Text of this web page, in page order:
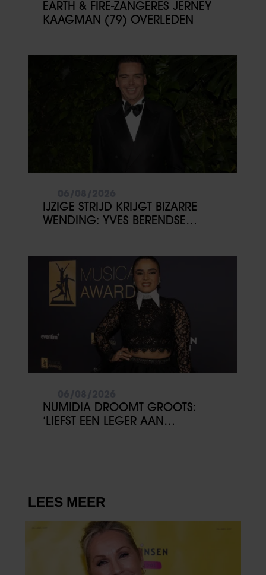
EARTH & FIRE-ZANGERES JERNEY
KAAGMAN (79) OVERLEDEN
IJZIGE STRIJD KRIJGT BIZARRE
WENDING: YVES BERENDSE
NUMIDIA DROOMT GROOTS:
‘LIEFST EEN LEGER AAN